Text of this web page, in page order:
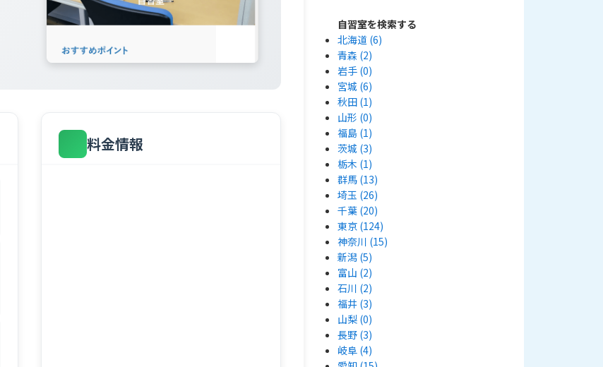
料金情報
自習室を検索する
北海道 (6)
青森 (2)
岩手 (0)
宮城 (6)
秋田 (1)
山形 (0)
福島 (1)
茨城 (3)
栃木 (1)
群馬 (13)
埼玉 (26)
千葉 (20)
東京 (124)
神奈川 (15)
新潟 (5)
富山 (2)
石川 (2)
福井 (3)
山梨 (0)
長野 (3)
岐阜 (4)